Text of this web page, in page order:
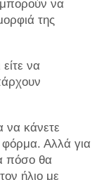
να
της
να
να κάνετε
φόρμα. Αλλά για
πόσο θα
ήλιο με